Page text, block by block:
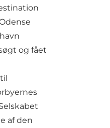
og fået
af den